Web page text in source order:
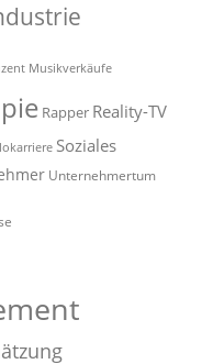
Musikverkäufe
Rapper Reality-TV
Soziales
Unternehmertum